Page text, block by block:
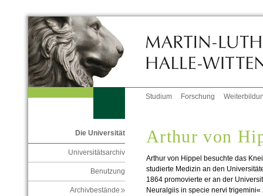
Studium Forschung
Die Universität
Universitätsarchiv
Benutzung
Archivbestände
Arthur von
Arthur von Hippel besuchte das
studierte Medizin an den
1864 promovierte er an der
Neuralgiis in specie nervi trigemini«